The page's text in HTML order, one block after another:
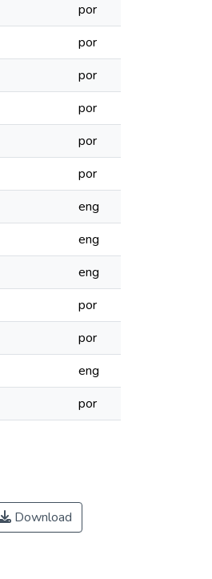
por
por
por
por
por
por
eng
eng
eng
por
por
eng
por
Download